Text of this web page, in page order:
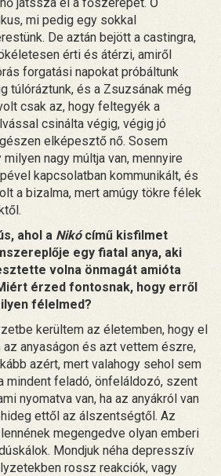
mi pedig egy sokkal
De aztán bejött a castingra,
érti és átérzi, amiről
forgatási napokat próbáltunk
túlóráztunk, és a Zsuzsának még
csak az, hogy feltegyék a
csinálta végig, végig jó
elképesztő nő. Sosem
nagy múltja van, mennyire
kapcsolatban kommunikált, és
a bizalma, mert amúgy tökre félek
ahol a Nikócímű kisfilmet
egy fiatal anya, aki
volna önmagát amióta
érzed fontosnak, hogy erről
félelmed?
kerültem az életemben, hogy el
anyaságon és azt vettem észre,
azért, mert valahogy sehol sem
mindent feladó, önfeláldozó, szent
nyomatva van, ha az anyákról van
ettől az álszentségtől. Az
megengedve olyan emberi
Mondjuk néha depresszív
rossz reakciók, vagy